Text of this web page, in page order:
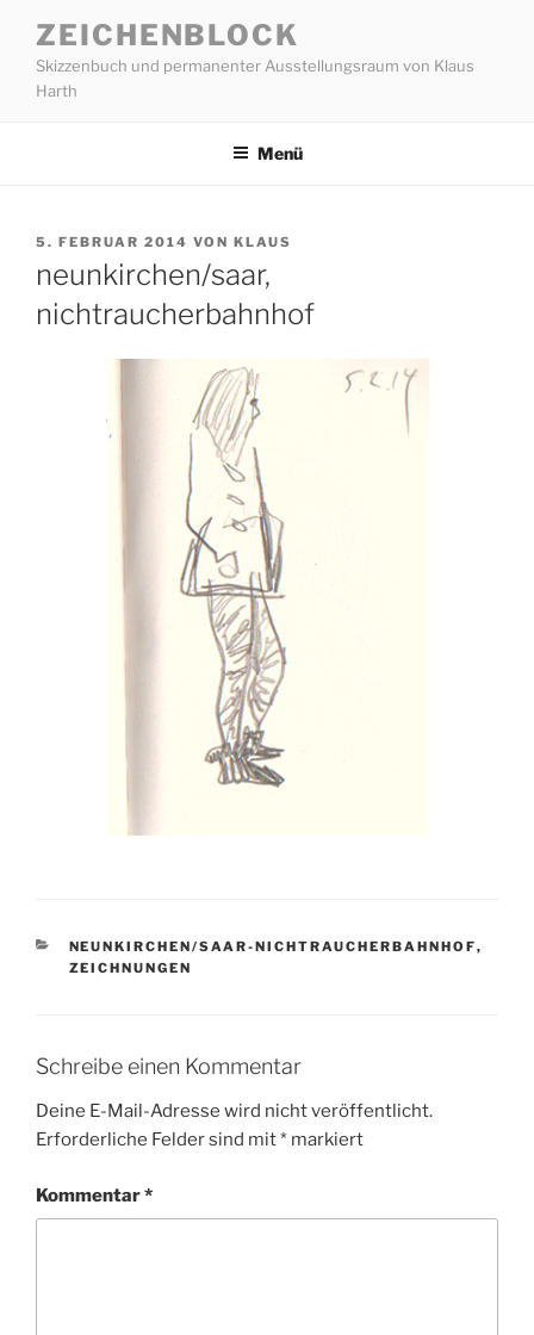
Inhalt
springen
ZEICHENBLOCK
Skizzenbuch und permanenter Ausstellungsraum von Klaus
Harth
Menü
VERÖFFENTLICHT
5. FEBRUAR 2014 VON KLAUS
neunkirchen/saar,
nichtraucherbahnhof
KATEGORIEN
NEUNKIRCHEN/SAAR-NICHTRAUCHERBAHNHOF,
ZEICHNUNGEN
Schreibe einen Kommentar
Deine E-Mail-Adresse wird nicht veröffentlicht.
Erforderliche Felder sind mit* markiert
Kommentar*